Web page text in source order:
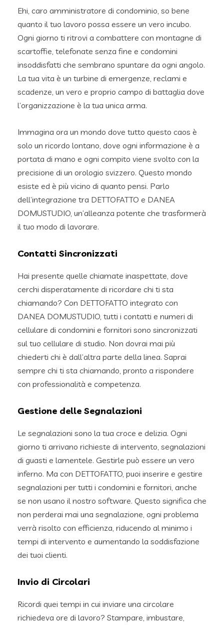
Ehi, caro amministratore di condominio, so bene
quanto il tuo lavoro possa essere un vero incubo.
Ogni giorno ti ritrovi a combattere con montagne di
scartoffie, telefonate senza fine e condomini
insoddisfatti che sembrano spuntare da ogni angolo.
La tua vita è un turbine di emergenze, reclami e
scadenze, un vero e proprio campo di battaglia dove
l’organizzazione è la tua unica arma.
Immagina ora un mondo dove tutto questo caos è
solo un ricordo lontano, dove ogni informazione è a
portata di mano e ogni compito viene svolto con la
precisione di un orologio svizzero. Questo mondo
esiste ed è più vicino di quanto pensi. Parlo
dell’integrazione tra DETTOFATTO e DANEA
DOMUSTUDIO, un’alleanza potente che trasformerà
il tuo modo di lavorare.
Contatti Sincronizzati
Hai presente quelle chiamate inaspettate, dove
cerchi disperatamente di ricordare chi ti sta
chiamando? Con DETTOFATTO integrato con
DANEA DOMUSTUDIO, tutti i contatti e numeri di
cellulare di condomini e fornitori sono sincronizzati
sul tuo cellulare di studio. Non dovrai mai più
chiederti chi è dall’altra parte della linea. Saprai
sempre chi ti sta chiamando, pronto a rispondere
con professionalità e competenza.
Gestione delle Segnalazioni
Le segnalazioni sono la tua croce e delizia. Ogni
giorno ti arrivano richieste di intervento, segnalazioni
di guasti e lamentele. Gestirle può essere un vero
inferno. Ma con DETTOFATTO, puoi inserire e gestire
segnalazioni per tutti i condomini e fornitori, anche
se non usano il nostro software. Questo significa che
non perderai mai una segnalazione, ogni problema
verrà risolto con efficienza, riducendo al minimo i
tempi di intervento e aumentando la soddisfazione
dei tuoi clienti.
Invio di Circolari
Ricordi quei tempi in cui inviare una circolare
richiedeva ore di lavoro? Stampare, imbustare,